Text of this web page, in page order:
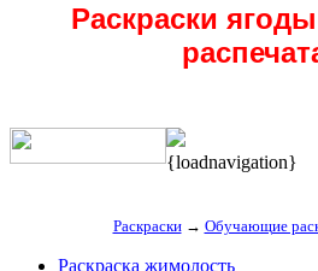
Раскраски
{loadnavigation}
Раскраски→ Обучающие
Раскраска жимолость